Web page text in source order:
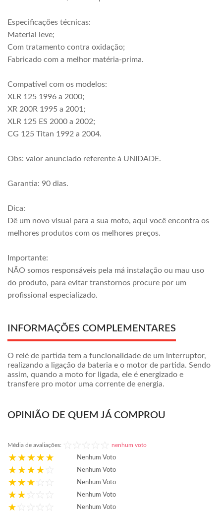
Especificações técnicas:
Material leve;
Com tratamento contra oxidação;
Fabricado com a melhor matéria-prima.
Compatível com os modelos:
XLR 125 1996 a 2000;
XR 200R 1995 a 2001;
XLR 125 ES 2000 a 2002;
CG 125 Titan 1992 a 2004.
Obs: valor anunciado referente à UNIDADE.
Garantia: 90 dias.
Dica:
Dê um novo visual para a sua moto, aqui você encontra os
melhores produtos com os melhores preços.
Importante:
NÃO somos responsáveis pela má instalação ou mau uso
do produto, para evitar transtornos procure por um
profissional especializado.
INFORMAÇÕES COMPLEMENTARES
O relé de partida tem a funcionalidade de um interruptor,
realizando a ligação da bateria e o motor de partida. Sendo
assim, quando a moto for ligada, ele é energizado e
transfere pro motor uma corrente de energia.
OPINIÃO DE QUEM JÁ COMPROU
Média de avaliações: nenhum voto
Nenhum Voto
Nenhum Voto
Nenhum Voto
Nenhum Voto
Nenhum Voto